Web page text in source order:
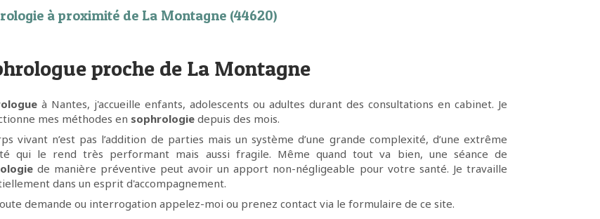
à proximité de La Montagne (44620)
proche de La Montagne
à Nantes, j'accueille enfants, adolescents ou adultes durant des consultations en cabinet. Je
mes méthodes en sophrologiedepuis des mois.
vivant n’est pas l’addition de parties mais un système d’une grande complexité, d’une extrême
qui le rend très performant mais aussi fragile. Même quand tout va bien, une séance de
de manière préventive peut avoir un apport non-négligeable pour votre santé. Je travaille
dans un esprit d'accompagnement.
demande ou interrogation appelez-moi ou prenez contact via le formulaire de ce site.